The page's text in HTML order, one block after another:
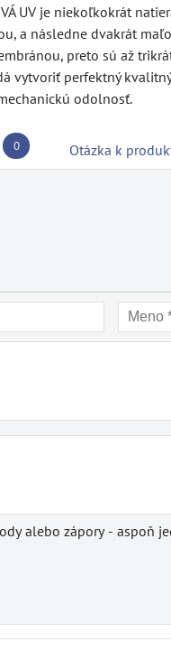
UV je niekoľkokrát
a následne dvakrát
preto sú až
vytvoriť perfektný
odolnosť.
0 Otázka k
alebo zápory - aspoň